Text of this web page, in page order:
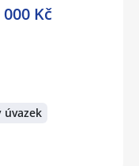
Kč
úvazek